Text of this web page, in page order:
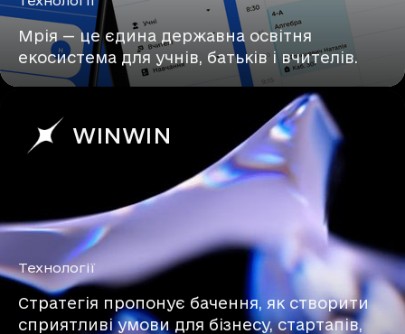
Мрія — це єдина державна освітня
екосистема для учнів, батьків і вчителів.
WINWIN
Технології
Стратегія пропонує бачення, як створити
сприятливі умови для бізнесу, стартапів,